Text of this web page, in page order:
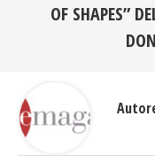
OF SHAPES”